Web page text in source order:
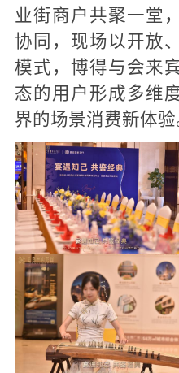
业街商户共聚一堂
协同，现场以开放
模式，博得与会来
态的用户形成多维
界的场景消费新体验